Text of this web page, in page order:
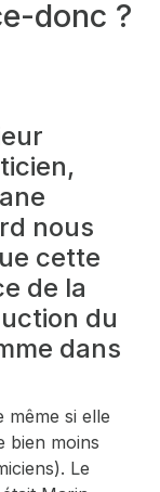
donc ?
nous
cette
de la
du
dans
même si elle
bien moins
Le